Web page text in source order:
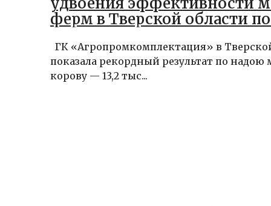
ферм в Тверской области
ГК «Агропромкомплектация» в
показала рекордный результат по надою
корову — 13,2 тыс...